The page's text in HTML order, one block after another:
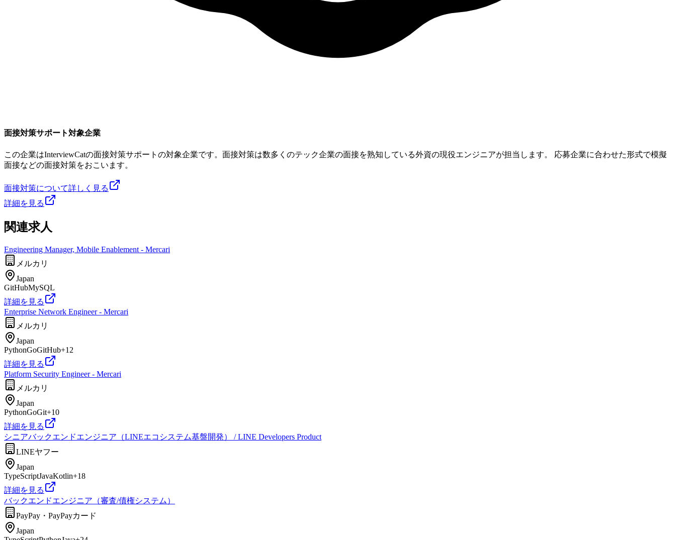
面接対策サポート対象企業
この企業はInterviewCatの面接対策サポートの対象企業です。面接対策は数多くのテック企業の面接を熟知している外資の現役エンジニアが担当します。 応募企業に合わせた形式で模擬
面接などの面接対策をおこいます。
面接対策について詳しく見る
詳細を見る
関連求人
Engineering Manager, Mobile Enablement - Mercari
メルカリ
Japan
GitHubMySQL
詳細を見る
Enterprise Network Engineer - Mercari
メルカリ
Japan
PythonGoGitHub+12
詳細を見る
Platform Security Engineer - Mercari
メルカリ
Japan
PythonGoGit+10
詳細を見る
シニアバックエンドエンジニア（LINEエコシステム基盤開発） / LINE Developers Product
LINEヤフー
Japan
TypeScriptJavaKotlin+18
詳細を見る
バックエンドエンジニア（審査/債権システム）
PayPay・PayPayカード
Japan